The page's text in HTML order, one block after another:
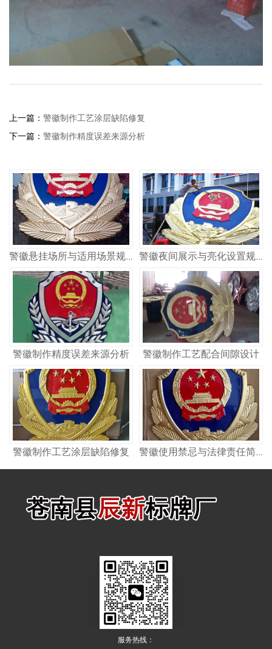
上一篇： 警徽制作工艺涂层缺陷修复
下一篇： 警徽制作精度误差来源分析
警徽悬挂场所与适用场景规范 警徽夜间展示与亮化设置规范
警徽制作精度误差来源分析 警徽制作工艺配合间隙设计
警徽制作工艺涂层缺陷修复 警徽使用禁忌与法律责任简析
服务热线：